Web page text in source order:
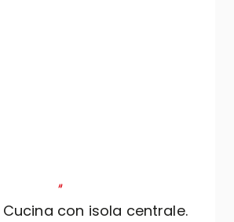
"
Cucina con isola centrale.